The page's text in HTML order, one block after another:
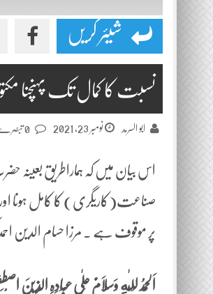
شیئر کریں
نسبت کا کمال تک پہنچنا مکتوب
ابو السرمد نومبر 23, 2021
اس بیان میں کہ ہماراطریق
صناعت(کاریگری) کا کامل ہونا
پر موقوف ہے ۔ مرزا حسام الدین
اَلْحَمْدُ لِلّٰهِ وَسَلَامٌ عَلٰی عِبَادِہِ الَّذِیْنَ